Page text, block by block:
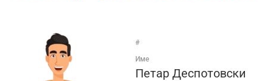
#
Име
Петар Деспотовски